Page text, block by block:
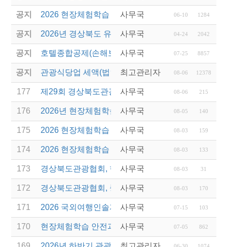
공지 2026 현장체험학습 안전과정(신규.재강습)
사무국 06-10 1284
공지 2026년 경상북도 유니크베뉴를 활용한 MICE행사
사무국 04-24 2042
공지 호텔종합공제(손해보험) 서비스 안내
사무국 07-25 8857
공지 관광식당업 세액(법인세 및 소득세)감면 제도 안내
최고관리자 08-06 12378
177 제29회 경상북도관광기념품공모전 결과발표
사무국 08-06 215
176 2026년 현장체험학습 안전과정(신규.재강습) 교육
사무국 08-05 140
175 2026 현장체험학습 안전과정 교육(신규. 재강습)
사무국 08-03 159
174 2026 현장체험학습 안전과정(신규. 재강습) 교육 성
사무국 08-03 133
173 경상북도관광협회, 현장체험학습 안전과정 교육 성
사무국 08-03 31
172 경상북도관광협회, 중국 단동 해외여행상품 개발 팸
사무국 08-03 170
171 2026 국외여행인솔자 소양과정 연간 일정 안내
사무국 07-15 103
170 현장체험학습 안전과정(신규/재강습) 안내
사무국 07-05 862
06-30 1074